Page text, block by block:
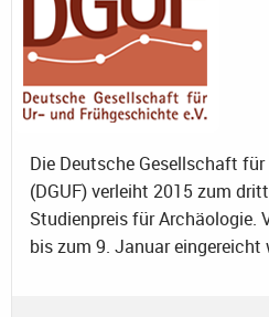
Die Deutsche Gesellschaft
(DGUF) verleiht 2015 zum
Studienpreis für Archäologie.
bis zum 9. Januar eingereicht